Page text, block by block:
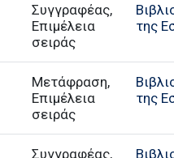
Συγγραφέας,
Επιμέλεια
σειράς
της
Μετάφραση,
Επιμέλεια
σειράς
της
Συγγραφέας,